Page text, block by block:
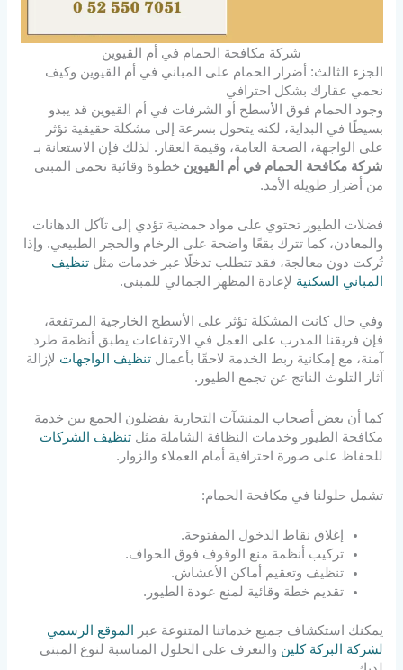
شركة مكافحة الحمام في أم القيوين
الجزء الثالث: أضرار الحمام على المباني في أم القيوين وكيف
نحمي عقارك بشكل احترافي
وجود الحمام فوق الأسطح أو الشرفات في أم القيوين قد يبدو
بسيطًا في البداية، لكنه يتحول بسرعة إلى مشكلة حقيقية تؤثر
على الواجهة، الصحة العامة، وقيمة العقار. لذلك فإن الاستعانة بـ
شركة مكافحة الحمام في أم القيوين خطوة وقائية تحمي المبنى
من أضرار طويلة الأمد.
فضلات الطيور تحتوي على مواد حمضية تؤدي إلى تآكل الدهانات
والمعادن، كما تترك بقعًا واضحة على الرخام والحجر الطبيعي. وإذا
تُركت دون معالجة، فقد تتطلب تدخلًا عبر خدمات مثلتنظيف
المباني السكنية لإعادة المظهر الجمالي للمبنى.
وفي حال كانت المشكلة تؤثر على الأسطح الخارجية المرتفعة،
فإن فريقنا المدرب على العمل في الارتفاعات يطبق أنظمة طرد
آمنة، مع إمكانية ربط الخدمة لاحقًا بأعمالتنظيف الواجهات لإزالة
آثار التلوث الناتج عن تجمع الطيور.
كما أن بعض أصحاب المنشآت التجارية يفضلون الجمع بين خدمة
مكافحة الطيور وخدمات النظافة الشاملة مثلتنظيف الشركات
للحفاظ على صورة احترافية أمام العملاء والزوار.
تشمل حلولنا في مكافحة الحمام:
إغلاق نقاط الدخول المفتوحة.
تركيب أنظمة منع الوقوف فوق الحواف.
تنظيف وتعقيم أماكن الأعشاش.
تقديم خطة وقائية لمنع عودة الطيور.
يمكنك استكشاف جميع خدماتنا المتنوعة عبر
الموقع الرسمي
لشركة البركة كلين والتعرف على الحلول المناسبة لنوع المبنى